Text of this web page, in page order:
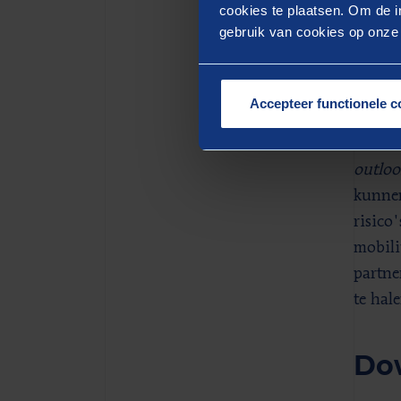
cookies te plaatsen. Om de
gebruik van cookies op
Accepteer functionele
te